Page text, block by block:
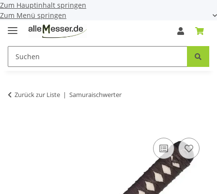
Zum Hauptinhalt springen
Zum Menü springen
Zurück zur Liste Samuraischwerter